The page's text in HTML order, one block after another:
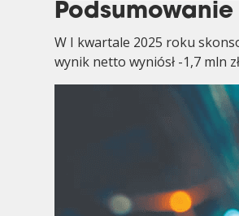
W I kwartale 2025 roku
wynik netto wyniósł -1,7 mln